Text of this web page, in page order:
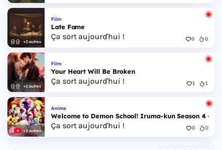
+2 autres
Film
Late Fame
Ça sort aujourd'hui ! 0 0
+2 autres
Film
Your Heart Will Be Broken
Ça sort aujourd'hui ! 1 1
+2 autres
Anime
Welcome to Demon School! Iruma-kun Season 4 -
Ça sort aujourd'hui ! 0 0